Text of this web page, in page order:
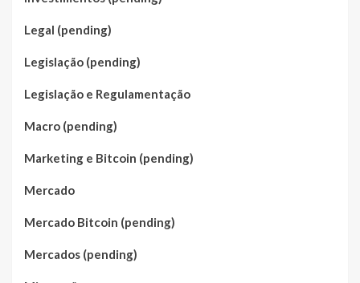
Legal (pending)
Legislação (pending)
Legislação e Regulamentação
Macro (pending)
Marketing e Bitcoin (pending)
Mercado
Mercado Bitcoin (pending)
Mercados (pending)